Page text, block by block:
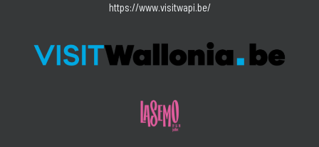
https://www.visitwapi.be/